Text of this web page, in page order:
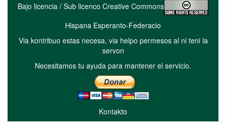
Bajo licencia / Sub licenco Creative Commons
Hispana Esperanto-Federacio
Via kontribuo estas necesa, via helpo permesos al ni teni la
servon
Necesitamos tu ayuda para mantener el servicio.
Kontakto